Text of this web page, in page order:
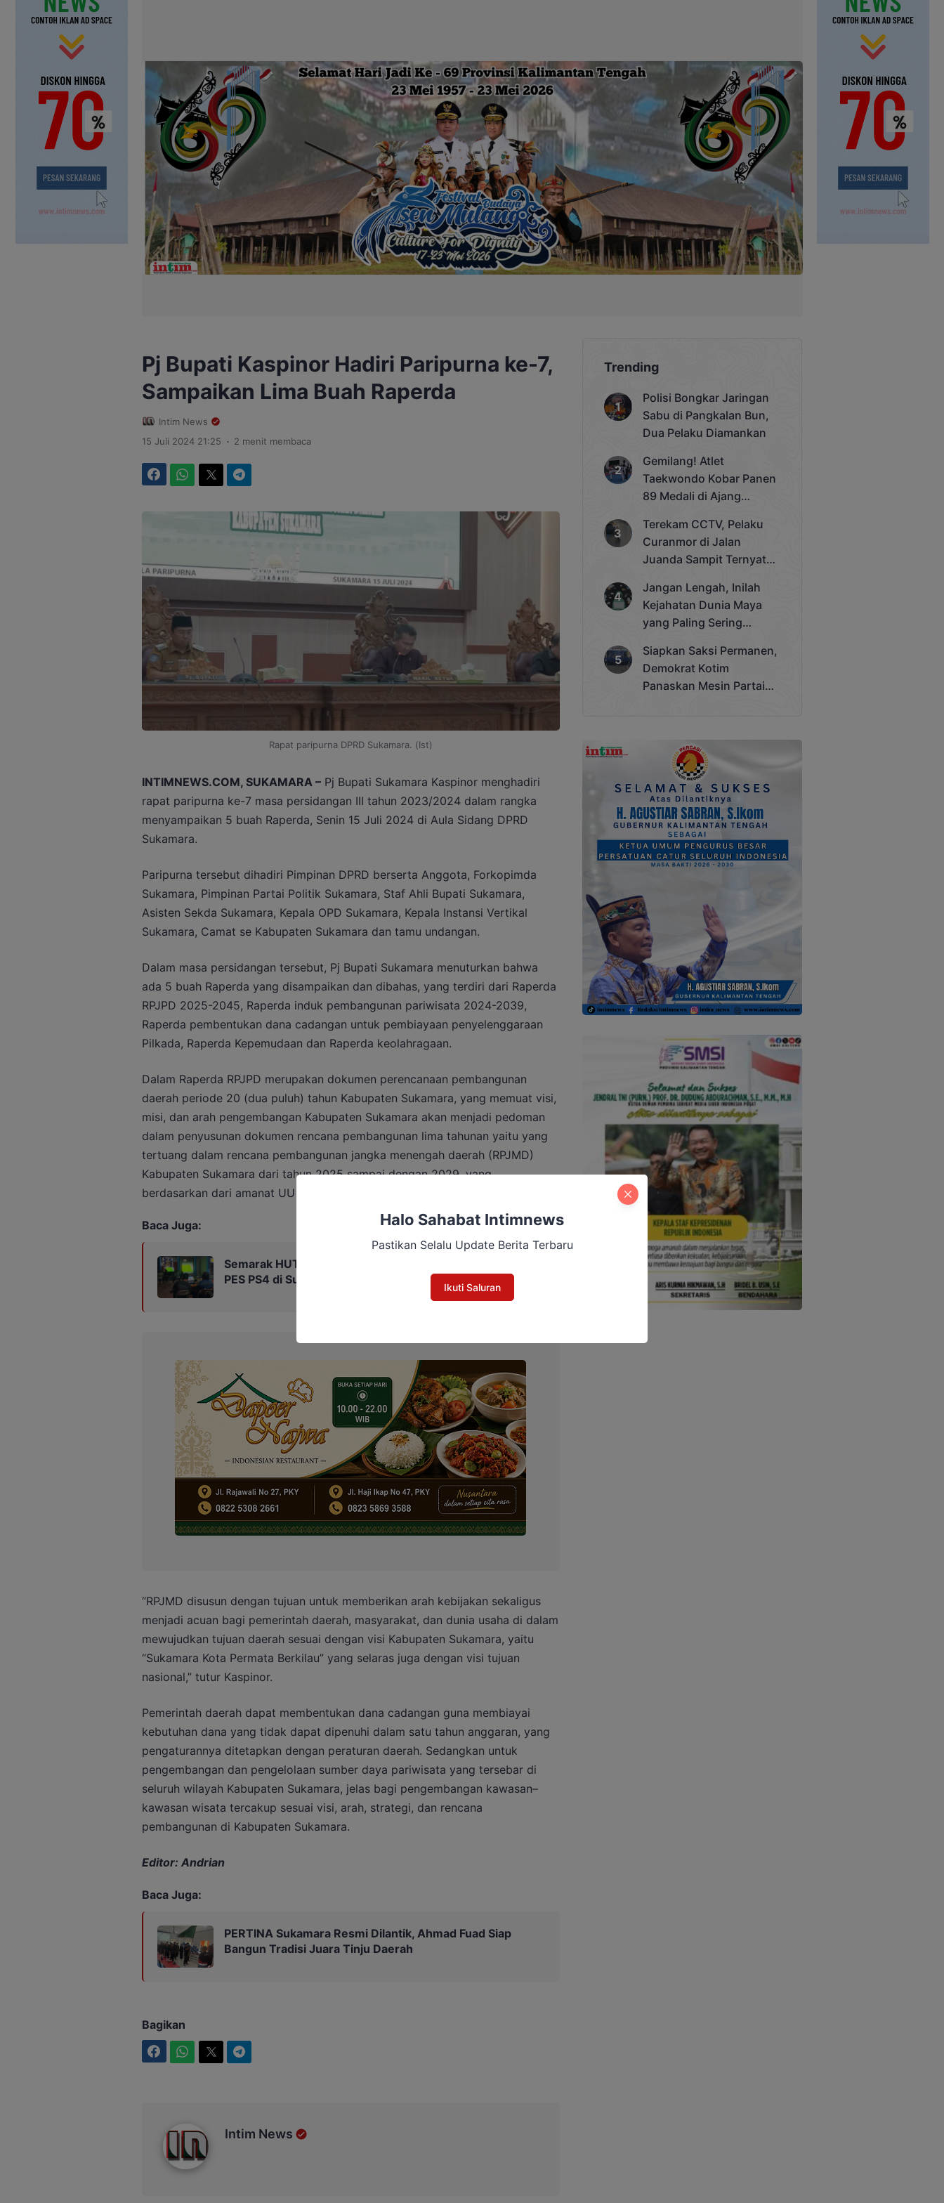
Pj Bupati Kaspinor Hadiri Paripurna ke-7,
Sampaikan Lima Buah Raperda
Intim News
15 Juli 2024 21:25 . 2 menit membaca
Rapat paripurna DPRD Sukamara. (Ist)
INTIMNEWS.COM, SUKAMARA –Pj Bupati Sukamara Kaspinor menghadiri
rapat paripurna ke-7 masa persidangan III tahun 2023/2024 dalam rangka
menyampaikan 5 buah Raperda, Senin 15 Juli 2024 di Aula Sidang DPRD
Sukamara.
Paripurna tersebut dihadiri Pimpinan DPRD berserta Anggota, Forkopimda
Sukamara, Pimpinan Partai Politik Sukamara, Staf Ahli Bupati Sukamara,
Asisten Sekda Sukamara, Kepala OPD Sukamara, Kepala Instansi Vertikal
Sukamara, Camat se Kabupaten Sukamara dan tamu undangan.
Dalam masa persidangan tersebut, Pj Bupati Sukamara menuturkan bahwa
ada 5 buah Raperda yang disampaikan dan dibahas, yang terdiri dari Raperda
RPJPD 2025-2045, Raperda induk pembangunan pariwisata 2024-2039,
Raperda pembentukan dana cadangan untuk pembiayaan penyelenggaraan
Pilkada, Raperda Kepemudaan dan Raperda keolahragaan.
Dalam Raperda RPJPD merupakan dokumen perencanaan pembangunan
daerah periode 20 (dua puluh) tahun Kabupaten Sukamara, yang memuat visi,
misi, dan arah pengembangan Kabupaten Sukamara akan menjadi pedoman
dalam penyusunan dokumen rencana pembangunan lima tahunan yaitu yang
tertuang dalam rencana pembangunan jangka menengah daerah (RPJMD)
Kabupaten Sukamara dari tahun 2025 sampai dengan 2029, yang
berdasarkan dari amanat UU Nomor 23 Tahun 2014.
Baca Juga:
Semarak HUT AMPI, Puluhan Gamer Ramaikan Turnamen
PES PS4 di Sukamara
“RPJMD disusun dengan tujuan untuk memberikan arah kebijakan sekaligus
menjadi acuan bagi pemerintah daerah, masyarakat, dan dunia usaha di dalam
mewujudkan tujuan daerah sesuai dengan visi Kabupaten Sukamara, yaitu
“Sukamara Kota Permata Berkilau” yang selaras juga dengan visi tujuan
nasional,” tutur Kaspinor.
Pemerintah daerah dapat membentukan dana cadangan guna membiayai
kebutuhan dana yang tidak dapat dipenuhi dalam satu tahun anggaran, yang
pengaturannya ditetapkan dengan peraturan daerah. Sedangkan untuk
pengembangan dan pengelolaan sumber daya pariwisata yang tersebar di
seluruh wilayah Kabupaten Sukamara, jelas bagi pengembangan kawasan–
kawasan wisata tercakup sesuai visi, arah, strategi, dan rencana
pembangunan di Kabupaten Sukamara.
Editor: Andrian
Baca Juga:
PERTINA Sukamara Resmi Dilantik, Ahmad Fuad Siap
Bangun Tradisi Juara Tinju Daerah
Bagikan
Intim News
Trending
Polisi Bongkar Jaringan
Sabu di Pangkalan Bun,
Dua Pelaku Diamankan
Gemilang! Atlet
Taekwondo Kobar Panen
89 Medali di Ajang
Cup 2025
Terekam CCTV, Pelaku
Curanmor di Jalan
Juanda Sampit Ternyata
Jangan Lengah, Inilah
Kejahatan Dunia Maya
yang Paling Sering
Siapkan Saksi Permanen,
Demokrat Kotim
Panaskan Mesin Partai
Halo Sahabat Intimnews
Pastikan Selalu Update Berita Terbaru
Ikuti Saluran